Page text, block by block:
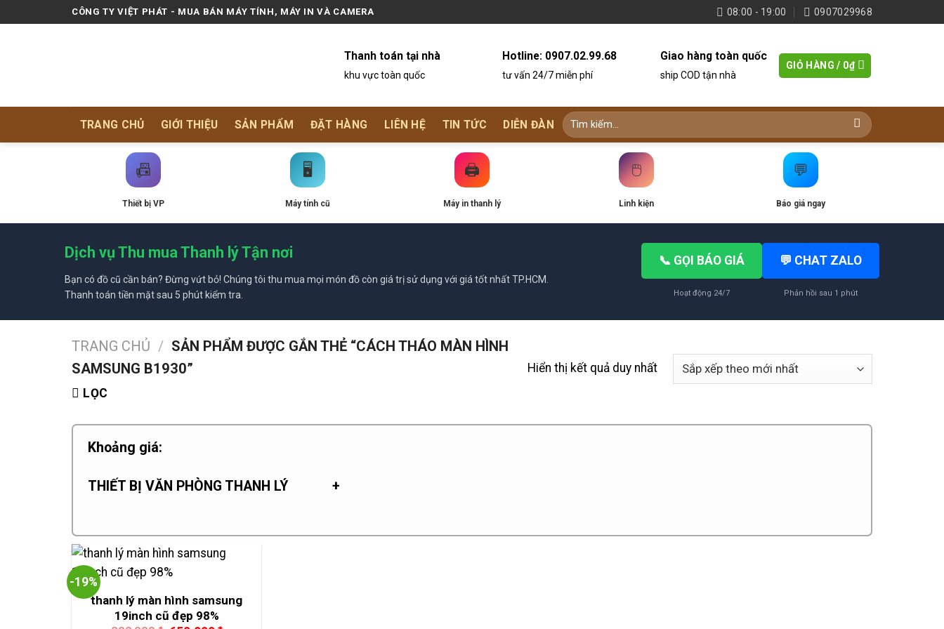
to
CÔNG TY VIỆT PHÁT - MUA BÁN MÁY TÍNH, MÁY IN VÀ CAMERA 08:00 - 19:00 0907029968
Thanh toán tại nhà
khu vực toàn quốc
Hotline: 0907.02.99.68
tư vấn 24/7 miễn phí
Giao hàng toàn quốc
ship COD tận nhà
GIỎ HÀNG / 0₫
TRANG CHỦ GIỚI THIỆU SẢN PHẨM ĐẶT HÀNG LIÊN HỆ TIN TỨC DIỄN ĐÀN
📠
Thiết bị VP
🖥️
Máy tính cũ
🖨️
Máy in thanh lý
🖱️
Linh kiện
💬
Báo giá ngay
Dịch vụ Thu mua Thanh lý Tận nơi
Bạn có đồ cũ cần bán? Đừng vứt bỏ! Chúng tôi thu mua mọi món đồ còn giá trị sử dụng với giá tốt nhất TP.HCM.
Thanh toán tiền mặt sau 5 phút kiểm tra.
📞 GỌI BÁO GIÁ
Hoạt động 24/7
💬 CHAT ZALO
Phản hồi sau 1 phút
TRANG CHỦ / SẢN PHẨM ĐƯỢC GẮN THẺ “CÁCH THÁO MÀN HÌNH
SAMSUNG B1930”
LỌC
Hiển thị kết quả duy nhất
Khoảng giá:
THIẾT BỊ VĂN PHÒNG THANH LÝ +
-19%
thanh lý màn hình samsung
19inch cũ đẹp 98%